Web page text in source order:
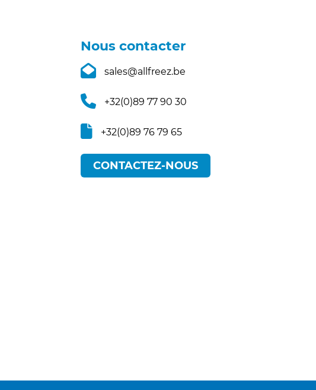
Nous contacter
sales@allfreez.be
+32(0)89 77 90 30
+32(0)89 76 79 65
CONTACTEZ-NOUS